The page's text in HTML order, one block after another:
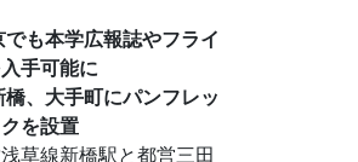
でも本学広報誌やフライ
手可能に
、大手町にパンフレッ
クを設置
草線新橋駅と都営三田